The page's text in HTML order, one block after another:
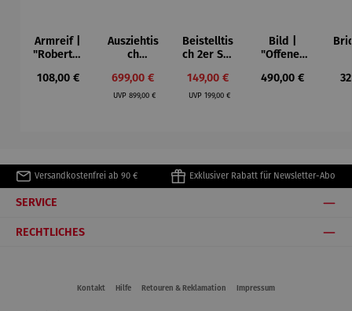
Armreif |
"Roberta"
Mütz
Regulärer Preis:
108,00 €
Ausziehtis
ch
– Valor
Verkaufspreis:
699,00 €
UVPRegulärer Preis:
899,00 €
Beistelltis
ch 2er Set
Verkaufspreis:
149,00 €
UVP Regulärer Preis:
199,00 €
Bild |
"Offenes
Collioure"
Regulärer Preis:
490,00 €
Versandkostenfrei ab 90 € Exklusiver Rabatt für Newsletter-Abo
SERVICE
RECHTLICHES
Kontakt Hilfe Retouren & Reklamation Impressum